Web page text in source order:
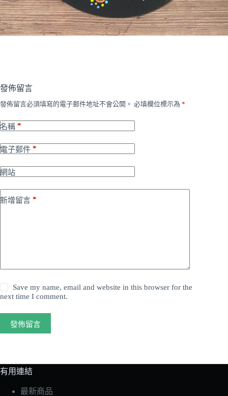
發佈留言
發佈留言必須填寫的電子郵件地址不會公開。 必填欄位標示為 *
名稱 *
電子郵件 *
網站
新增留言 *
Save my name, email and website in this browser for the
next time I comment.
發佈留言
有用連結
最新商品